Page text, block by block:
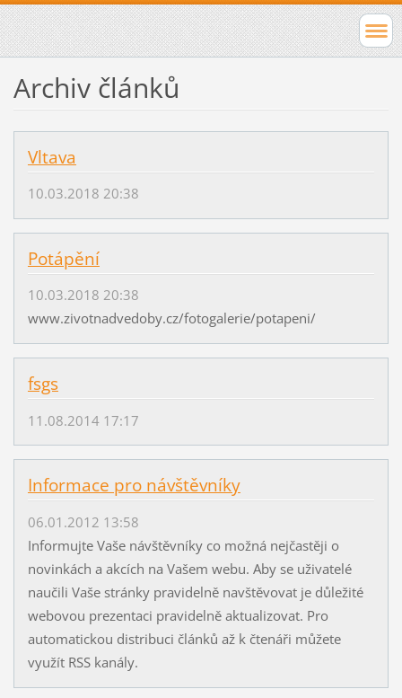
Archiv článků
Vltava
10.03.2018 20:38
Potápění
10.03.2018 20:38
www.zivotnadvedoby.cz/fotogalerie/potapeni/
fsgs
11.08.2014 17:17
Informace pro návštěvníky
06.01.2012 13:58
Informujte Vaše návštěvníky co možná nejčastěji o
novinkách a akcích na Vašem webu. Aby se uživatelé
naučili Vaše stránky pravidelně navštěvovat je důležité
webovou prezentaci pravidelně aktualizovat. Pro
automatickou distribuci článků až k čtenáři můžete
využít RSS kanály.